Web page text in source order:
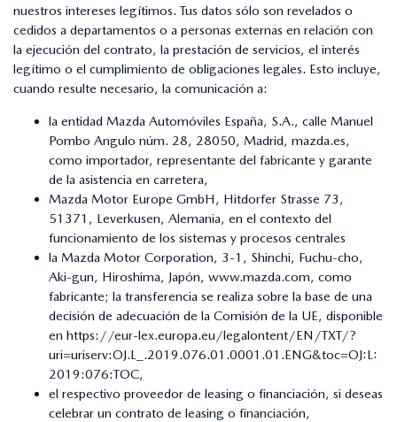
nuestros intereses legítimos. Tus datos sólo son revelados o
cedidos a departamentos o a personas externas en relación con
la ejecución del contrato, la prestación de servicios, el interés
legítimo o el cumplimiento de obligaciones legales. Esto incluye,
cuando resulte necesario, la comunicación a:
la entidad Mazda Automóviles España, S.A., calle Manuel
Pombo Angulo núm. 28, 28050, Madrid, mazda.es,
como importador, representante del fabricante y garante
de la asistencia en carretera,
Mazda Motor Europe GmbH, Hitdorfer Strasse 73,
51371, Leverkusen, Alemania, en el contexto del
funcionamiento de los sistemas y procesos centrales
la Mazda Motor Corporation, 3-1, Shinchi, Fuchu-cho,
Aki-gun, Hiroshima, Japón, www.mazda.com, como
fabricante; la transferencia se realiza sobre la base de una
decisión de adecuación de la Comisión de la UE, disponible
en https://eur-lex.europa.eu/legalontent/EN/TXT/?
uri=uriserv:OJ.L_.2019.076.01.0001.01.ENG&toc=OJ:L:
2019:076:TOC,
el respectivo proveedor de leasing o financiación, si deseas
celebrar un contrato de leasing o financiación,